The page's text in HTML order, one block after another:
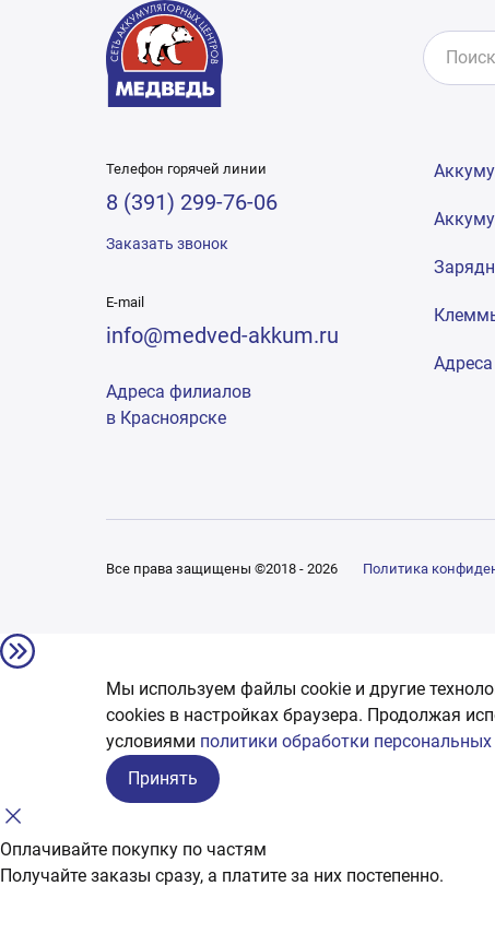
Телефон горячей линии
8 (391) 299-76-06
Заказать звонок
E-mail
info@medved-akkum.ru
Адреса филиалов
в Красноярске
Все права защищены ©2018 - 2026 Политика
Мы используем файлы cookie и другие
сookies в настройках браузера. Продолжая
условиями политики обработки
Принять
Оплачивайте покупку по частям
Получайте заказы сразу, а платите за них постепенно.